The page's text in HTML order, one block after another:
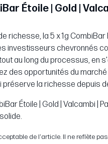
Étoile | Gold |
la 5 x 1g CombiBar
investisseurs chevronnés
au long du processus, en
des opportunités du
préserve la richesse depuis
Étoile | Gold | Valcambi |
de l'article. Il ne reflète